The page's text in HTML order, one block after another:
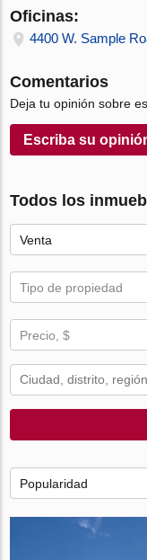
Oficinas:
4400 W. Sample
Comentarios
Deja tu opinión sobre
Escriba su
Todos los
Venta
Tipo de propiedad
Precio, $
Popularidad